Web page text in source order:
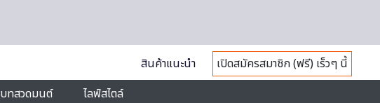
สินค้าแนะนำ
เปิดสมัครสมาชิก (ฟรี) เร็วๆ นี้
บทสวดมนต์ ไลฟ์สไตล์